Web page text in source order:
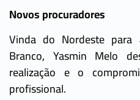
Novos procuradores
Vinda do Nordeste
Branco, Yasmin Melo
realização e o
profissional.